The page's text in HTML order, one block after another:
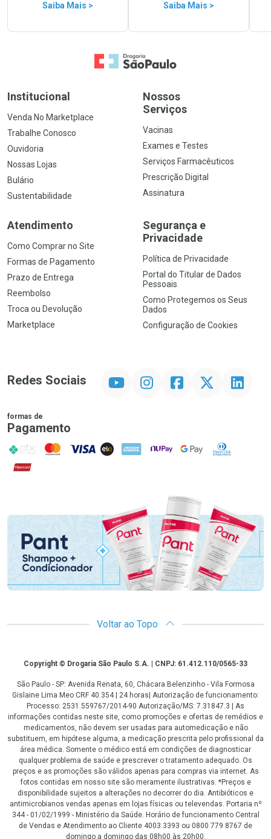
Saiba Mais > Saiba Mais >
Ir para a Home
Institucional
Venda No Marketplace
Trabalhe Conosco
Ouvidoria
Nossas Lojas
Bulário
Sustentabilidade
Nossos
Serviços
Vacinas
Exames e Testes
Serviços Farmacêuticos
Prescrição Digital
Assinatura
Atendimento
Como Comprar no Site
Formas de Pagamento
Prazo de Entrega
Reembolso
Troca ou Devolução
Marketplace
Segurança e
Privacidade
Política de Privacidade
Portal do Titular de Dados
Pessoais
Como Protegemos os Seus
Dados
Configuração de Cookies
Redes Sociais InstagramFacebookTwitter Linkedin
formas de
Pagamento
PIX MasterCard
VISA ELO AMEX NuPay Google PayDiners Club
Hipercard
Promoção em Destaque
Voltar ao Topo
CopyrightCopyright © Drogaria São Paulo S.A. | CNPJ: 61.412.110/0565-33
São Paulo - SP: Avenida Renata, 60, Chácara Belenzinho - Vila Formosa
Gislaine Lima Meo CRF 40.354 | 24 horas| Autorização de funcionamento:
Processo: 2531.559767/2014-90 Autorização/MS: 7.31847.3 | As
informações contidas neste site, como promoções e ofertas de remédios e
medicamentos, não devem ser usadas para automedicação e não
substituem, em hipótese alguma, a medicação prescrita pelo profissional da
área médica. Somente o médico está em condições de diagnosticar
qualquer problema de saúde e prescrever o tratamento adequado. Os
preços e as promoções são válidos apenas para compras via internet. As
fotos contidas em nosso site são meramente ilustrativas. *Preços e
disponibilidade sujeitos a alterações no decorrer do dia. Antibióticos e
antimicrobianos vendas apenas em lojas físicas ou televendas. Portaria nº
344 - 01/02/1999 - Ministério da Saúde. Horário de funcionamento Central
de Vendas e Atendimento ao Cliente 4003 3393 ou 0800 779 8767 de
domingo a domingo das 08h00 às 20h00.